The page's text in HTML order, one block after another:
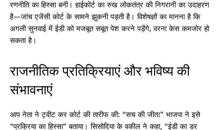
रणनीति का हिस्सा बनी। हाईकोर्ट का रुख लोकतंत्र की निगरानी का उदाहरण
है—जांच एजेंसी कोर्ट के सामने झुकनी पड़ती है। विशेषज्ञों का मानना है कि
अगली सुनवाई में ईडी को मजबूत सबूत पेश करने पड़ेंगे, वरना केस कमजोर हो
सकता है।
राजनीतिक प्रतिक्रियाएं और भविष्य की
संभावनाएं
आप नेता ने ट्वीट कर कोर्ट की तारीफ की: “सच की जीत!” भाजपा ने इसे
“प्रक्रिया का हिस्सा” बताया। सिसोदिया के वकील ने कहा, “ईडी का डर